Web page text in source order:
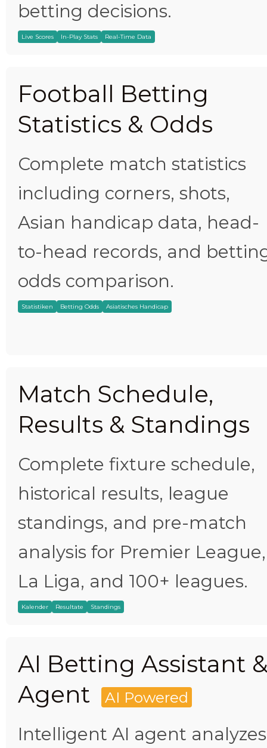
betting decisions.
Live Scores In-Play Stats Real-Time Data
Football Betting
Statistics & Odds
Complete match statistics
including corners, shots,
Asian handicap data, head-
to-head records, and
odds comparison.
Statistiken Betting Odds Asiatisches Handicap
Match Schedule,
Results & Standings
Complete fixture schedule,
historical results, league
standings, and pre-match
analysis for Premier League,
La Liga, and 100+ leagues.
Kalender Resultate Standings
AI Betting Assistant
Agent
AI Powered
Intelligent AI agent analyzes